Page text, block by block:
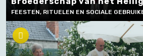
FEESTEN, RITUELEN EN SOCIALE